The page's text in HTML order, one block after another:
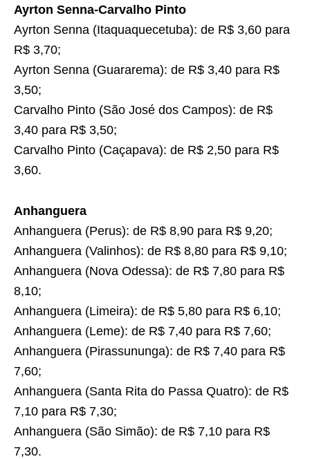
Ayrton Senna-Carvalho Pinto
Ayrton Senna (Itaquaquecetuba): de R$ 3,60 para
R$ 3,70;
Ayrton Senna (Guararema): de R$ 3,40 para R$
3,50;
Carvalho Pinto (São José dos Campos): de R$
3,40 para R$ 3,50;
Carvalho Pinto (Caçapava): de R$ 2,50 para R$
3,60.
Anhanguera
Anhanguera (Perus): de R$ 8,90 para R$ 9,20;
Anhanguera (Valinhos): de R$ 8,80 para R$ 9,10;
Anhanguera (Nova Odessa): de R$ 7,80 para R$
8,10;
Anhanguera (Limeira): de R$ 5,80 para R$ 6,10;
Anhanguera (Leme): de R$ 7,40 para R$ 7,60;
Anhanguera (Pirassununga): de R$ 7,40 para R$
7,60;
Anhanguera (Santa Rita do Passa Quatro): de R$
7,10 para R$ 7,30;
Anhanguera (São Simão): de R$ 7,10 para R$
7,30.